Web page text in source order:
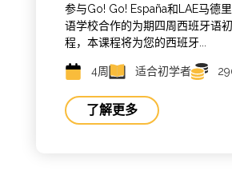
参与Go! Go! España和LAE马德
语学校合作的为期四周西班牙语
程，本课程将为您的西班牙...
4周 适合初学者
了解更多